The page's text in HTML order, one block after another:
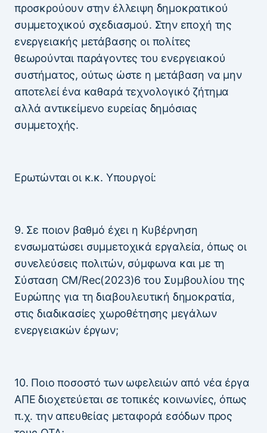
προσκρούουν στην έλλειψη δημοκρατικού
συμμετοχικού σχεδιασμού. Στην εποχή της
ενεργειακής μετάβασης οι πολίτες
θεωρούνται παράγοντες του ενεργειακού
συστήματος, ούτως ώστε η μετάβαση να μην
αποτελεί ένα καθαρά τεχνολογικό ζήτημα
αλλά αντικείμενο ευρείας δημόσιας
συμμετοχής.
Ερωτώνται οι κ.κ. Υπουργοί:
9. Σε ποιον βαθμό έχει η Κυβέρνηση
ενσωματώσει συμμετοχικά εργαλεία, όπως οι
συνελεύσεις πολιτών, σύμφωνα και με τη
Σύσταση CM/Rec(2023)6 του Συμβουλίου της
Ευρώπης για τη διαβουλευτική δημοκρατία,
στις διαδικασίες χωροθέτησης μεγάλων
ενεργειακών έργων;
10. Ποιο ποσοστό των ωφελειών από νέα έργα
ΑΠΕ διοχετεύεται σε τοπικές κοινωνίες, όπως
π.χ. την απευθείας μεταφορά εσόδων προς